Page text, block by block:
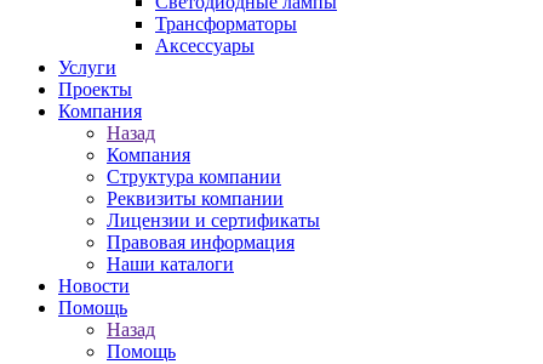
Трансформаторы
Аксессуары
Услуги
Проекты
Компания
Назад
Компания
Структура компании
Реквизиты компании
Лицензии и сертификаты
Правовая информация
Наши каталоги
Новости
Помощь
Назад
Помощь